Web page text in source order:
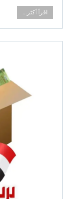
اقرأ أكثر...